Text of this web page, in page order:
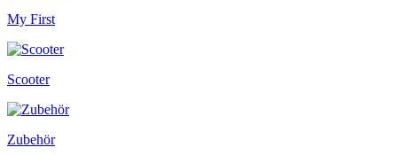
My First
Scooter
Zubehör